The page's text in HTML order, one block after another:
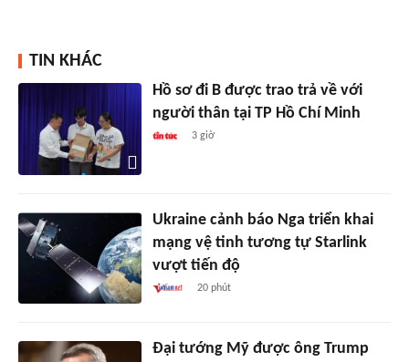
TIN KHÁC
Hồ sơ đi B được trao trả về với
người thân tại TP Hồ Chí Minh
3 giờ
Ukraine cảnh báo Nga triển khai
mạng vệ tinh tương tự Starlink
vượt tiến độ
20 phút
Đại tướng Mỹ được ông Trump